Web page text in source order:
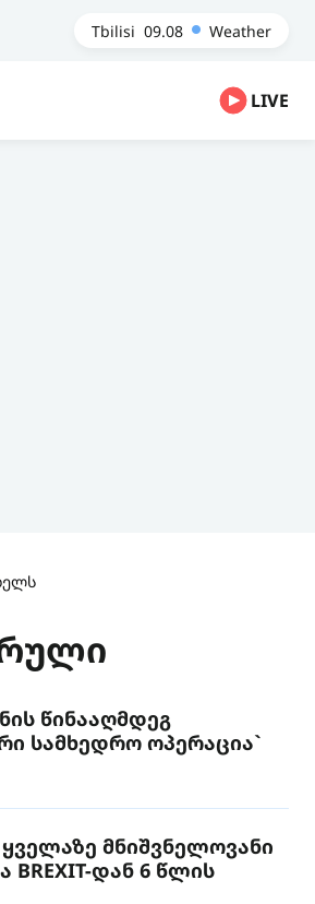
Tbilisi 09.08 Weather
LIVE
წინააღმდეგ
სამხედრო ოპერაცია`
მნიშვნელოვანი
BREXIT-დან 6 წლის